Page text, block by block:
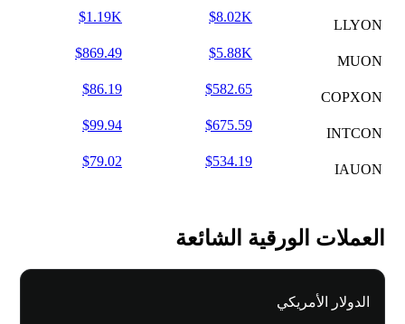
LLYON
$8.02K
$1.19K
MUON
$5.88K
$869.49
COPXON
$582.65
$86.19
INTCON
$675.59
$99.94
IAUON
$534.19
$79.02
العملات الورقية الشائعة
الدولار الأمريكي